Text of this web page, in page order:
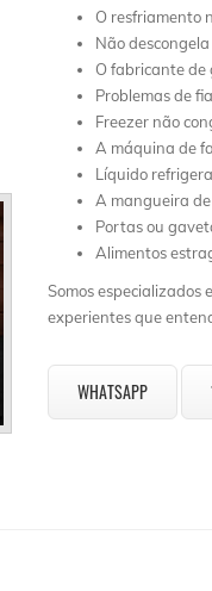
O resfriamento
Não descongela
O fabricante de
Problemas de
Freezer não
A máquina de
Líquido
A mangueira
Portas ou
Alimentos
Somos especializados
experientes que
WHATSAPP